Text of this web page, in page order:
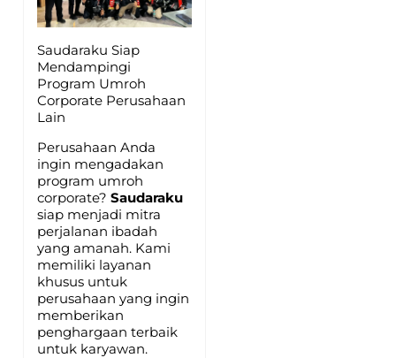
Saudaraku Siap
Mendampingi
Program Umroh
Corporate Perusahaan
Lain
Perusahaan Anda
ingin mengadakan
program umroh
corporate? Saudaraku
siap menjadi mitra
perjalanan ibadah
yang amanah. Kami
memiliki layanan
khusus untuk
perusahaan yang ingin
memberikan
penghargaan terbaik
untuk karyawan.